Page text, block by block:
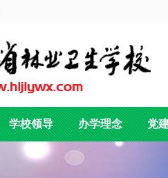
学校领导 办学理念 党